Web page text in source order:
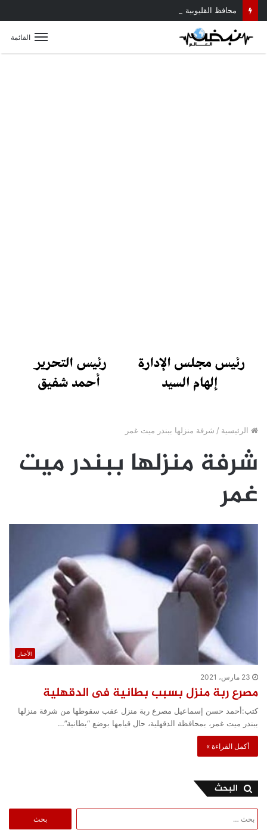
القائمة
الرئيسية / شرفة منزلها ببندر ميت غمر
شرفة منزلها ببندر ميت
غمر
الأخبار
23 مارس، 2021
مصرع ربة منزل بسبب بطانية فى الدقهلية
كتب:أحمد حسن إسماعيل مصرع ربة منزل عقب سقوطها من شرفة منزلها
ببندر ميت غمر، بمحافظة الدقهلية، حال قيامها بوضع “بطانية”…
أكمل القراءة »
البحث
عن: